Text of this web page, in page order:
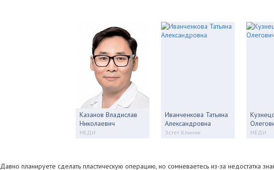
Казанов Владислав
Николаевич
МЕДИ
Иванченкова Татьяна
Александровна
Эстет Клиник МЕДИ
Давно планируете сделать пластическую операцию, но сомневаетесь из-за недостатка